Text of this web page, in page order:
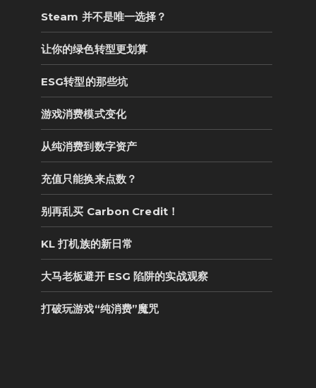
Steam 并不是唯一选择？
让你的绿色转型更划算
ESG转型的那些坑
游戏消费模式变化
从纯消费到数字资产
充值只能换来点数？
别再乱买 Carbon Credit！
KL 打机族的新日常
大马老板避开 ESG 陷阱的实战观察
打破玩游戏“纯消费”魔咒